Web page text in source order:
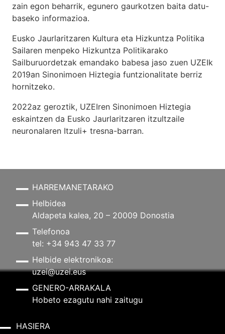
zain egon beharrik, egunero gaurkotzen baita datu-
baseko informazioa.
Eusko Jaurlaritzaren Kultura eta Hizkuntza Politika
Sailaren menpeko Hizkuntza Politikarako
Sailburuordetzak emandako babesa jaso zuen UZEIk
2019an Sinonimoen Hiztegia funtzionalitate berriz
hornitzeko.
2022az geroztik, UZEIren Sinonimoen Hiztegia
eskaintzen da Eusko Jaurlaritzaren itzultzaile
neuronalaren Itzuli+ tresna-barran.
HARREMANETARAKO
Helbidea
Aldapeta kalea, 20 – 20009 Donostia
Telefonoa
tel: +34 943 47 33 77
Helbide elektronikoa:
uzei@uzei.eus
GENERO-ARRAKALA
Hobeto ezagutu nahi zaitugu
HASIERA